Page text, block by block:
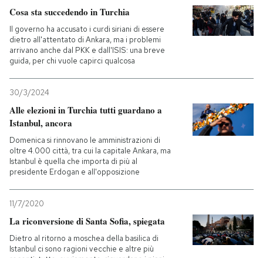
Cosa sta succedendo in Turchia
Il governo ha accusato i curdi siriani di essere
dietro all'attentato di Ankara, ma i problemi
arrivano anche dal PKK e dall'ISIS: una breve
guida, per chi vuole capirci qualcosa
30/3/2024
Alle elezioni in Turchia tutti guardano a
Istanbul, ancora
Domenica si rinnovano le amministrazioni di
oltre 4.000 città, tra cui la capitale Ankara, ma
Istanbul è quella che importa di più al
presidente Erdogan e all'opposizione
11/7/2020
La riconversione di Santa Sofia, spiegata
Dietro al ritorno a moschea della basilica di
Istanbul ci sono ragioni vecchie e altre più